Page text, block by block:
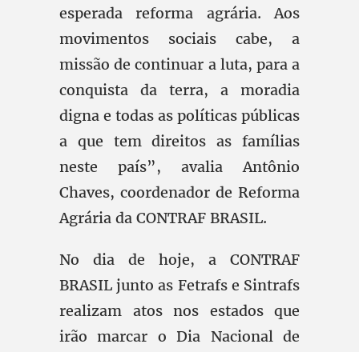
esperada reforma agrária. Aos
movimentos sociais cabe, a
missão de continuar a luta, para a
conquista da terra, a moradia
digna e todas as políticas públicas
a que tem direitos as famílias
neste país”, avalia Antônio
Chaves, coordenador de Reforma
Agrária da CONTRAF BRASIL.
No dia de hoje, a CONTRAF
BRASIL junto as Fetrafs e Sintrafs
realizam atos nos estados que
irão marcar o Dia Nacional de